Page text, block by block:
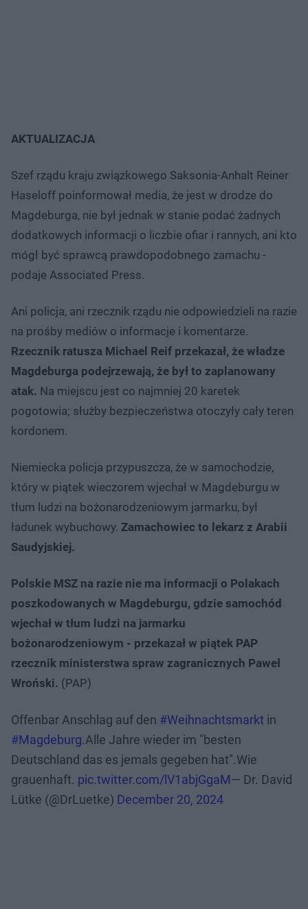
AKTUALIZACJA
Szef rządu kraju związkowego Saksonia-Anhalt Reiner
Haseloff poinformował media, że jest w drodze do
Magdeburga, nie był jednak w stanie podać żadnych
dodatkowych informacji o liczbie ofiar i rannych, ani kto
mógł być sprawcą prawdopodobnego zamachu -
podaje Associated Press.
Ani policja, ani rzecznik rządu nie odpowiedzieli na razie
na prośby mediów o informacje i komentarze.
Rzecznik ratusza Michael Reif przekazał, że władze
Magdeburga podejrzewają, że był to zaplanowany
atak. Na miejscu jest co najmniej 20 karetek
pogotowia; służby bezpieczeństwa otoczyły cały teren
kordonem.
Niemiecka policja przypuszcza, że w samochodzie,
który w piątek wieczorem wjechał w Magdeburgu w
tłum ludzi na bożonarodzeniowym jarmarku, był
ładunek wybuchowy. Zamachowiec to lekarz z Arabii
Saudyjskiej.
Polskie MSZ na razie nie ma informacji o Polakach
poszkodowanych w Magdeburgu, gdzie samochód
wjechał w tłum ludzi na jarmarku
bożonarodzeniowym - przekazał w piątek PAP
rzecznik ministerstwa spraw zagranicznych Paweł
Wroński. (PAP)
Offenbar Anschlag auf den #Weihnachtsmarkt in
#Magdeburg.Alle Jahre wieder im "besten
Deutschland das es jemals gegeben hat".Wie
grauenhaft. pic.twitter.com/lV1abjGgaM— Dr. David
Lütke (@DrLuetke) December 20, 2024